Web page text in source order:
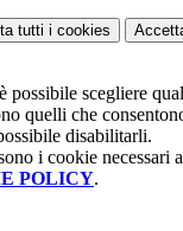
tutti i cookies
possibile scegliere
quelli che
disabilitarli.
i cookie necessari
POLICY.